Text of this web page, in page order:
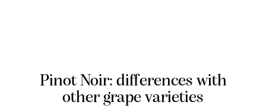
Pinot Noir: differences with
other grape varieties